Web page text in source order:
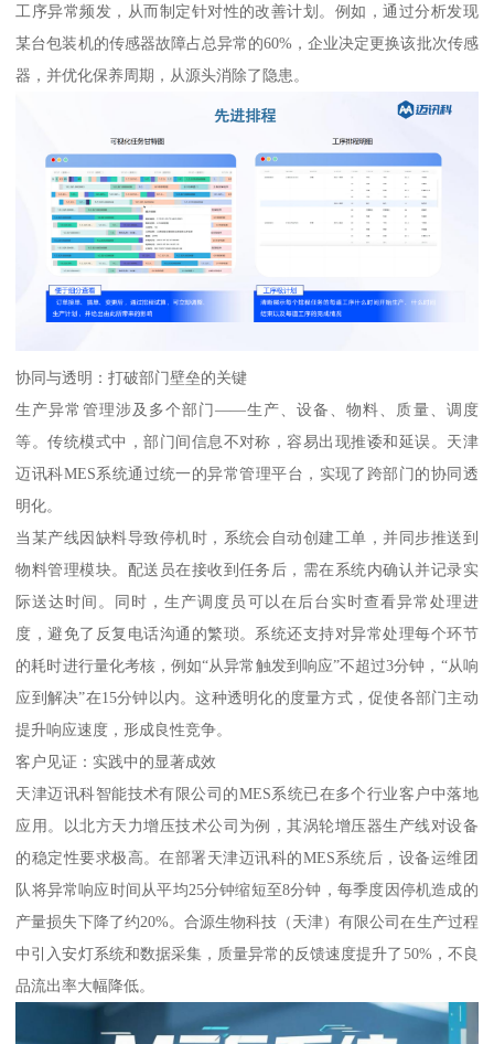
工序异常频发，从而制定针对性的改善计划。例如，通过分析发现
某台包装机的传感器故障占总异常的60%，企业决定更换该批次传感
器，并优化保养周期，从源头消除了隐患。
协同与透明：打破部门壁垒的关键
生产异常管理涉及多个部门——生产、设备、物料、质量、调度
等。传统模式中，部门间信息不对称，容易出现推诿和延误。天津
迈讯科MES系统通过统一的异常管理平台，实现了跨部门的协同透
明化。
当某产线因缺料导致停机时，系统会自动创建工单，并同步推送到
物料管理模块。配送员在接收到任务后，需在系统内确认并记录实
际送达时间。同时，生产调度员可以在后台实时查看异常处理进
度，避免了反复电话沟通的繁琐。系统还支持对异常处理每个环节
的耗时进行量化考核，例如“从异常触发到响应”不超过3分钟，“从响
应到解决”在15分钟以内。这种透明化的度量方式，促使各部门主动
提升响应速度，形成良性竞争。
客户见证：实践中的显著成效
天津迈讯科智能技术有限公司的MES系统已在多个行业客户中落地
应用。以北方天力增压技术公司为例，其涡轮增压器生产线对设备
的稳定性要求极高。在部署天津迈讯科的MES系统后，设备运维团
队将异常响应时间从平均25分钟缩短至8分钟，每季度因停机造成的
产量损失下降了约20%。合源生物科技（天津）有限公司在生产过程
中引入安灯系统和数据采集，质量异常的反馈速度提升了50%，不良
品流出率大幅降低。